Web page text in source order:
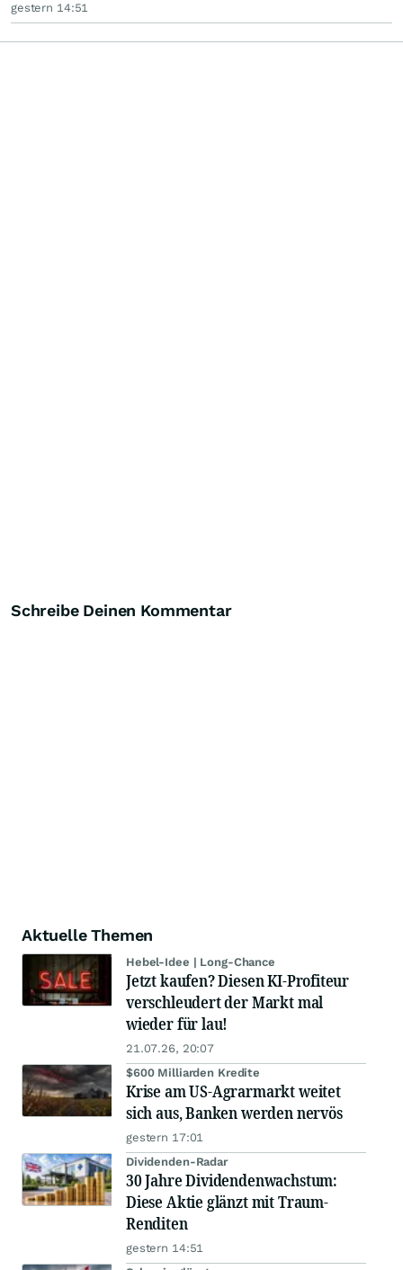
gestern 14:51
Schreibe Deinen Kommentar
Aktuelle Themen
Hebel-Idee | Long-Chance
Jetzt kaufen? Diesen KI-Profiteur
verschleudert der Markt mal
wieder für lau!
21.07.26, 20:07
$600 Milliarden Kredite
Krise am US-Agrarmarkt weitet
sich aus, Banken werden nervös
gestern 17:01
Dividenden-Radar
30 Jahre Dividendenwachstum:
Diese Aktie glänzt mit Traum-
Renditen
gestern 14:51